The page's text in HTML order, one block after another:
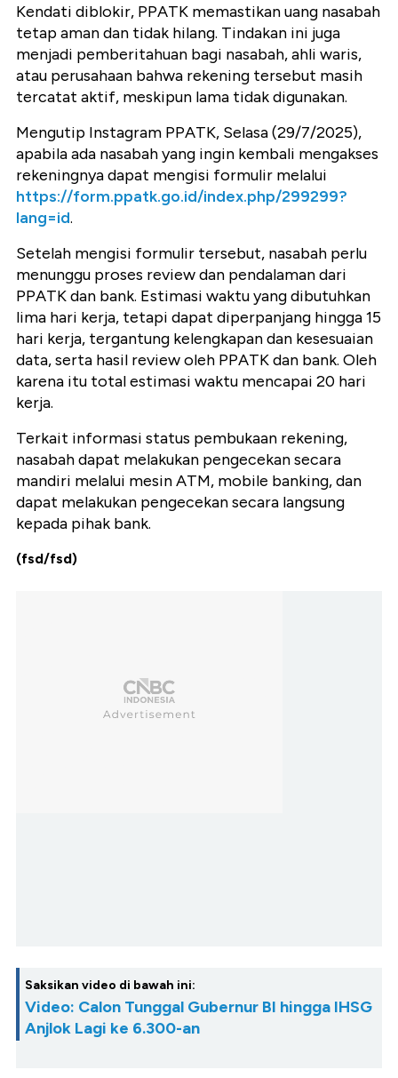
Kendati diblokir, PPATK memastikan uang nasabah
tetap aman dan tidak hilang. Tindakan ini juga
menjadi pemberitahuan bagi nasabah, ahli waris,
atau perusahaan bahwa rekening tersebut masih
tercatat aktif, meskipun lama tidak digunakan.
Mengutip Instagram PPATK, Selasa (29/7/2025),
apabila ada nasabah yang ingin kembali mengakses
rekeningnya dapat mengisi formulir melalui
https://form.ppatk.go.id/index.php/299299?
lang=id.
Setelah mengisi formulir tersebut, nasabah perlu
menunggu proses review dan pendalaman dari
PPATK dan bank. Estimasi waktu yang dibutuhkan
lima hari kerja, tetapi dapat diperpanjang hingga 15
hari kerja, tergantung kelengkapan dan kesesuaian
data, serta hasil review oleh PPATK dan bank. Oleh
karena itu total estimasi waktu mencapai 20 hari
kerja.
Terkait informasi status pembukaan rekening,
nasabah dapat melakukan pengecekan secara
mandiri melalui mesin ATM, mobile banking, dan
dapat melakukan pengecekan secara langsung
kepada pihak bank.
(fsd/fsd)
Saksikan video di bawah ini:
Video: Calon Tunggal Gubernur BI hingga IHSG
Anjlok Lagi ke 6.300-an